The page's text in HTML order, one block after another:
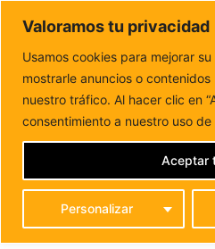
Valoramos tu privacidad
Usamos cookies para mejorar
mostrarle anuncios o
nuestro tráfico. Al hacer clic en
consentimiento a nuestro uso de
Personalizar
Aceptar
DUNAS
Tu informacion de
Inicio FUERTEVENTURA
eficiencia energética de la FV-2
MEJORARÁ
EFICIENCIA
DE LA FV-2